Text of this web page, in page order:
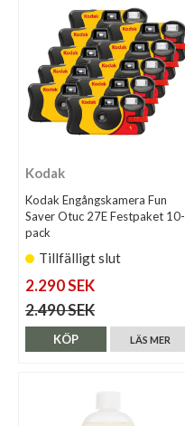
Kodak
Kodak Engångskamera Fun
Saver Otuc 27E Festpaket 10-
pack
Tillfälligt slut
2.290 SEK
2.490 SEK
LÄS MER
KÖP